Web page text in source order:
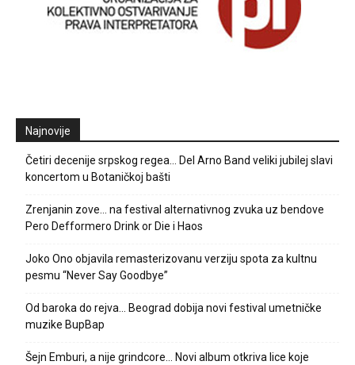
Najnovije
Četiri decenije srpskog regea… Del Arno Band veliki jubilej slavi
koncertom u Botaničkoj bašti
Zrenjanin zove… na festival alternativnog zvuka uz bendove
Pero Defformero Drink or Die i Haos
Joko Ono objavila remasterizovanu verziju spota za kultnu
pesmu “Never Say Goodbye”
Od baroka do rejva… Beograd dobija novi festival umetničke
muzike BupBap
Šejn Emburi, a nije grindcore… Novi album otkriva lice koje